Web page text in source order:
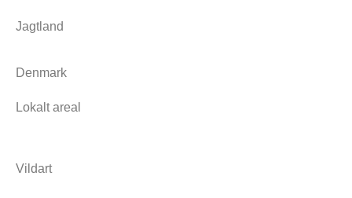
Jagtland
Denmark
Lokalt areal
Vildart